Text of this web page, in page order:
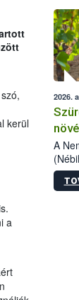
kerül
a
2026.
A